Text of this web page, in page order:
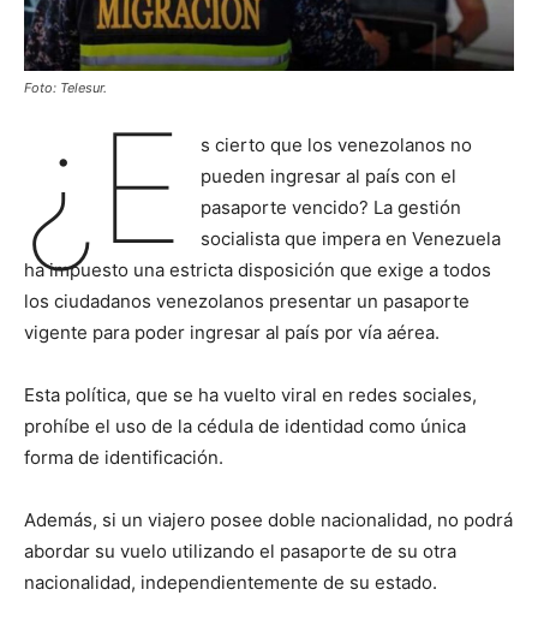
Foto: Telesur.
¿E
s cierto que los venezolanos no
pueden ingresar al país con el
pasaporte vencido? La gestión
socialista que impera en Venezuela
ha impuesto una estricta disposición que exige a todos
los ciudadanos venezolanos presentar un pasaporte
vigente para poder ingresar al país por vía aérea.
Esta política, que se ha vuelto viral en redes sociales,
prohíbe el uso de la cédula de identidad como única
forma de identificación.
Además, si un viajero posee doble nacionalidad, no podrá
abordar su vuelo utilizando el pasaporte de su otra
nacionalidad, independientemente de su estado.